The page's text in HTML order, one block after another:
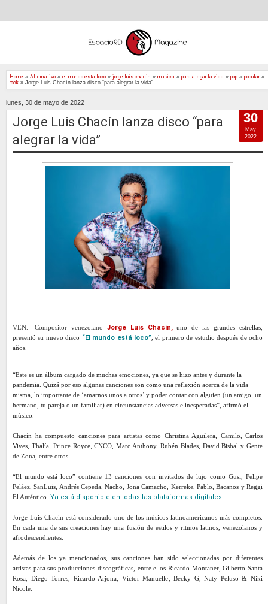
Home » Alternativo » el mundo esta loco » jorge luis chacin » musica » para alegar la vida » pop » popular»
rock » Jorge Luis Chacín lanza disco “para alegrar la vida”
lunes, 30 de mayo de 2022
Jorge Luis Chacín lanza disco “para
alegrar la vida”
VEN.- Compositor venezolano Jorge Luis Chacín, uno de las grandes estrellas,
presentó su nuevo disco “El mundo está loco”, el primero de estudio después de ocho
años.
“Este es un álbum cargado de muchas emociones, ya que se hizo antes y durante la
pandemia. Quizá por eso algunas canciones son como una reflexión acerca de la vida
misma, lo importante de ‘amarnos unos a otros’ y poder contar con alguien (un amigo, un
hermano, tu pareja o un familiar) en circunstancias adversas e inesperadas”, afirmó el
músico.
Chacín ha compuesto canciones para artistas como Christina Aguilera, Camilo, Carlos
Vives, Thalía, Prince Royce, CNCO, Marc Anthony, Rubén Blades, David Bisbal y Gente
de Zona, entre otros.
“El mundo está loco” contiene 13 canciones con invitados de lujo como Gusi, Felipe
Peláez, SanLuis, Andrés Cepeda, Nacho, Jona Camacho, Kerreke, Pablo, Bacanos y Reggi
El Auténtico. Ya está disponible en todas las plataformas digitales
Jorge Luis Chacín está considerado uno de los músicos latinoamericanos más completos.
En cada una de sus creaciones hay una fusión de estilos y ritmos latinos, venezolanos y
afrodescendientes.
Además de los ya mencionados, sus canciones han sido seleccionadas por diferentes
artistas para sus producciones discográficas, entre ellos Ricardo Montaner, Gilberto Santa
Rosa, Diego Torres, Ricardo Arjona, Víctor Manuelle, Becky G, Naty Peluso & Niki
Nicole.
30
May
2022